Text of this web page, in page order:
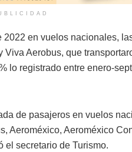
2022 en vuelos nacionales,
Aerobus, que
lo registrado entre enero-
de pasajeros en vuelos
Aeroméxico, Aeroméxico
el secretario de Turismo.